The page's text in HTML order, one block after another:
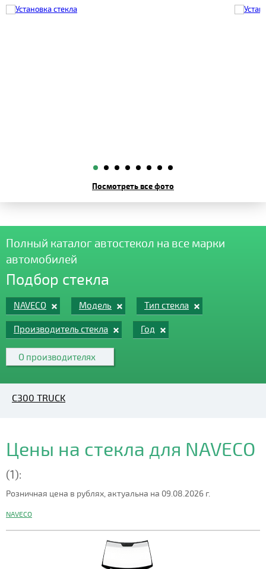
Посмотреть все фото
Полный каталог автостекол на все марки
автомобилей
Подбор стекла
NAVECO Модель Тип стекла
Производитель стекла Год
О производителях
C300 TRUCK
Цены на стекла для NAVECO
(1):
Розничная цена в рублях, актуальна на 09.08.2026 г.
NAVECO